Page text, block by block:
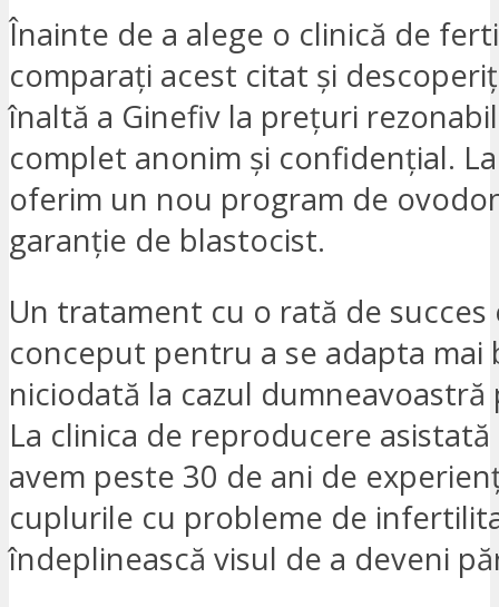
Înainte de a alege o clinică de
comparați acest citat și
înaltă a Ginefiv la prețuri
complet anonim și confidențial.
oferim un nou program de
garanție de blastocist.
Un tratament cu o rată de succes
conceput pentru a se adapta mai
niciodată la cazul
La clinica de reproducere asistată
avem peste 30 de ani de
cuplurile cu probleme de
îndeplinească visul de a deveni